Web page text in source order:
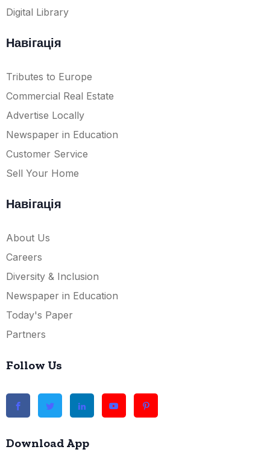
Digital Library
Навігація
Tributes to Europe
Commercial Real Estate
Advertise Locally
Newspaper in Education
Customer Service
Sell Your Home
Навігація
About Us
Careers
Diversity & Inclusion
Newspaper in Education
Today's Paper
Partners
Follow Us
Download App